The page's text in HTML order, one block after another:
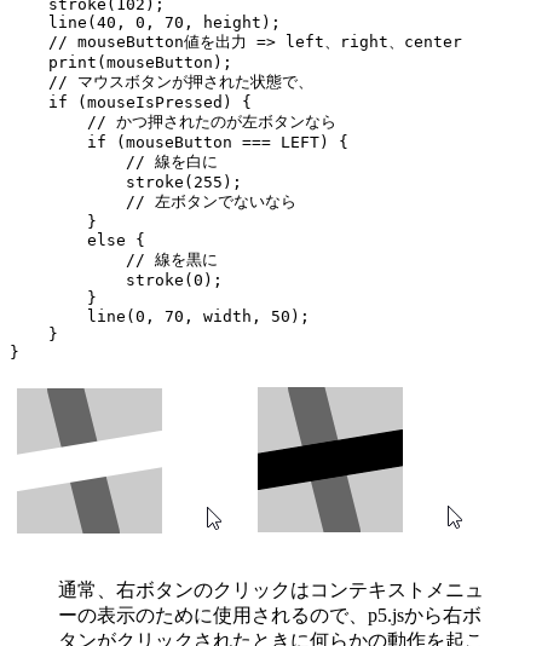
    stroke(102);
    line(40, 0, 70, height);
    // mouseButton値を出力 => left、right、center
    print(mouseButton);
    // マウスボタンが押された状態で、
    if (mouseIsPressed) {
        // かつ押されたのが左ボタンなら
        if (mouseButton === LEFT) {
            // 線を白に
            stroke(255);
            // 左ボタンでないなら
        }
        else {
            // 線を黒に
            stroke(0);
        }
        line(0, 70, width, 50);
    }
}
通常、右ボタンのクリックはコンテキストメニュ
ーの表示のために使用されるので、p5.jsから右ボ
タンがクリックされたときに何らかの動作を起こ